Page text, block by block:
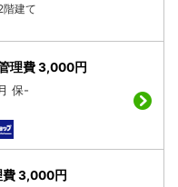
階建て
理費 3,000円
保-
費 3,000円